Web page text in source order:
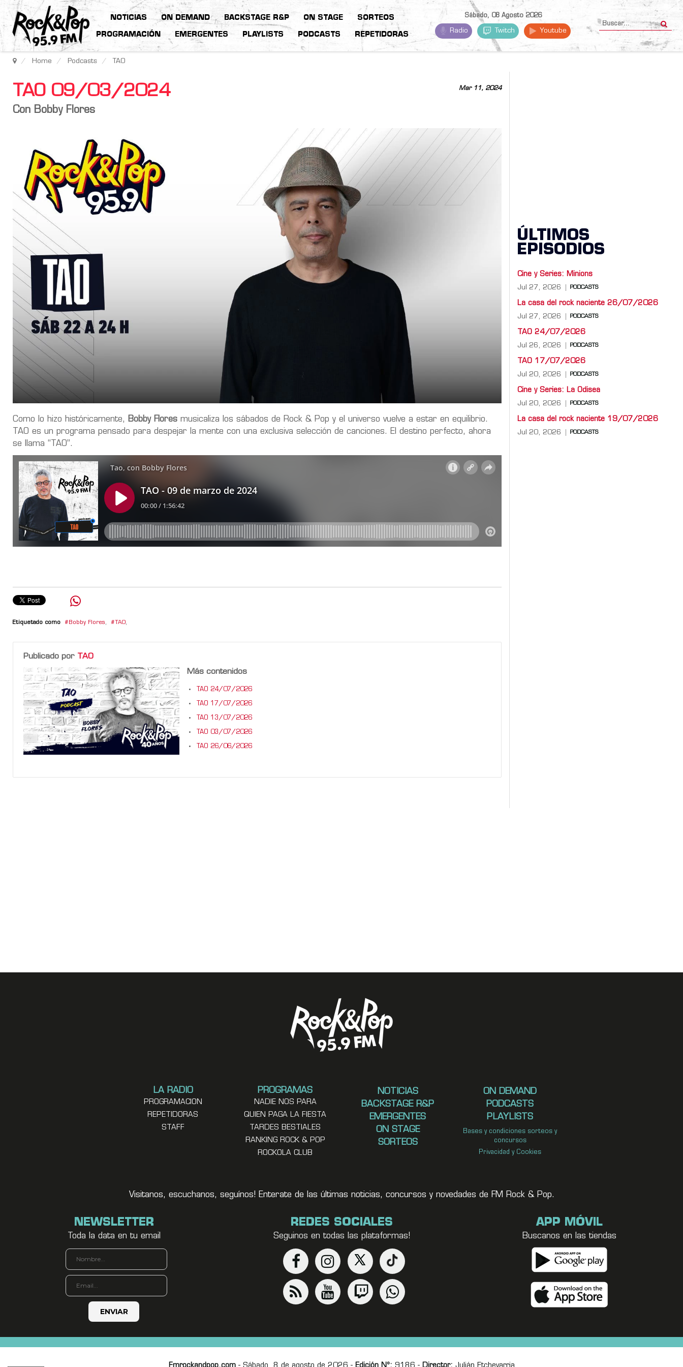
NOTICIAS ON DEMAND BACKSTAGE R&P ON STAGE SORTEOS
PROGRAMACIÓN EMERGENTES PLAYLISTS PODCASTS REPETIDORAS
Sábado, 08 Agosto 2026
Radio Twitch Youtube
Home Podcasts TAO
Mar 11, 2024
TAO 09/03/2024
Con Bobby Flores
Como lo hizo históricamente, Bobby Flores musicaliza los sábados de Rock & Pop y el universo vuelve a estar en equilibrio.
TAO es un programa pensado para despejar la mente con una exclusiva selección de canciones. El destino perfecto, ahora
se llama “TAO”.
Etiquetado como Bobby Flores, TAO,
Publicado por
TAO
Más contenidos
TAO 24/07/2026
TAO 17/07/2026
TAO 13/07/2026
TAO 03/07/2026
TAO 26/06/2026
ÚLTIMOS
EPISODIOS
Cine y Series: Minions
Jul 27, 2026 PODCASTS
La casa del rock naciente 26/07/2026
Jul 27, 2026 PODCASTS
TAO 24/07/2026
Jul 26, 2026 PODCASTS
TAO 17/07/2026
Jul 20, 2026 PODCASTS
Cine y Series: La Odisea
Jul 20, 2026 PODCASTS
La casa del rock naciente 19/07/2026
Jul 20, 2026 PODCASTS
LA RADIO
PROGRAMACION
REPETIDORAS
STAFF
PROGRAMAS
NADIE NOS PARA
QUIEN PAGA LA FIESTA
TARDES BESTIALES
RANKING ROCK & POP
ROCKOLA CLUB
NOTICIAS
BACKSTAGE R&P
EMERGENTES
ON STAGE
SORTEOS
ON DEMAND
PODCASTS
PLAYLISTS
Bases y condiciones sorteos y
concursos
Privacidad y Cookies
Visitanos, escuchanos, seguínos! Enterate de las últimas noticias, concursos y novedades de FM Rock & Pop.
NEWSLETTER
Toda la data en tu email
REDES SOCIALES
Seguinos en todas las plataformas!
APP MÓVIL
Buscanos en las tiendas